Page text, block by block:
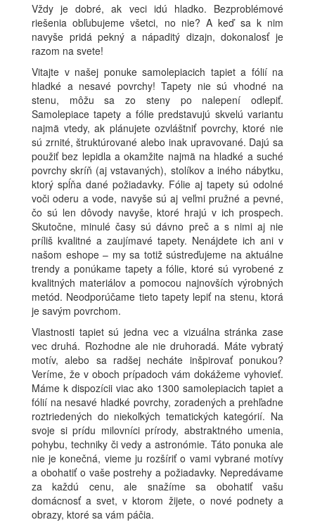
Vždy je dobré, ak veci idú hladko. Bezproblémové
riešenia obľubujeme všetci, no nie? A keď sa k nim
navyše pridá pekný a nápaditý dizajn, dokonalosť je
razom na svete!
Vitajte v našej ponuke samolepiacich tapiet a fólií na
hladké a nesavé povrchy! Tapety nie sú vhodné na
stenu, môžu sa zo steny po nalepení odlepiť.
Samolepiace tapety a fólie predstavujú skvelú variantu
najmä vtedy, ak plánujete ozvláštniť povrchy, ktoré nie
sú zrnité, štruktúrované alebo inak upravované. Dajú sa
použiť bez lepidla a okamžite najmä na hladké a suché
povrchy skríň (aj vstavaných), stolíkov a iného nábytku,
ktorý spĺňa dané požiadavky. Fólie aj tapety sú odolné
voči oderu a vode, navyše sú aj veľmi pružné a pevné,
čo sú len dôvody navyše, ktoré hrajú v ich prospech.
Skutočne, minulé časy sú dávno preč a s nimi aj nie
príliš kvalitné a zaujímavé tapety. Nenájdete ich ani v
našom eshope – my sa totiž sústreďujeme na aktuálne
trendy a ponúkame tapety a fólie, ktoré sú vyrobené z
kvalitných materiálov a pomocou najnovších výrobných
metód. Neodporúčame tieto tapety lepiť na stenu, ktorá
je savým povrchom.
Vlastnosti tapiet sú jedna vec a vizuálna stránka zase
vec druhá. Rozhodne ale nie druhoradá. Máte vybratý
motív, alebo sa radšej necháte inšpirovať ponukou?
Veríme, že v oboch prípadoch vám dokážeme vyhovieť.
Máme k dispozícii viac ako 1300 samolepiacich tapiet a
fólií na nesavé hladké povrchy, zoradených a prehľadne
roztriedených do niekoľkých tematických kategórií. Na
svoje si prídu milovníci prírody, abstraktného umenia,
pohybu, techniky či vedy a astronómie. Táto ponuka ale
nie je konečná, vieme ju rozšíriť o vami vybrané motívy
a obohatiť o vaše postrehy a požiadavky. Nepredávame
za každú cenu, ale snažíme sa obohatiť vašu
domácnosť a svet, v ktorom žijete, o nové podnety a
obrazy, ktoré sa vám páčia.